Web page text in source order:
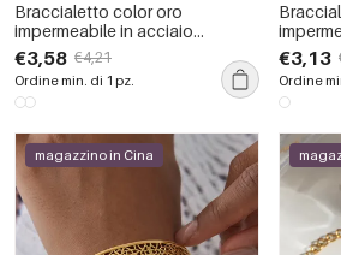
Braccialetto color oro
impermeabile in acciaio
inossidabile da 1 pezzo
€3,58 €4,21
Ordine min. di 1 pz.
unita, 1
€3,13
Ordine
magazzino in Cina